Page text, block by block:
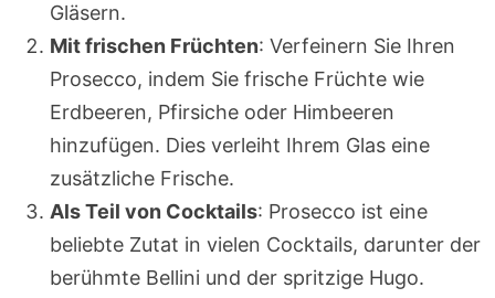
Gläsern.
Mit frischen Früchten: Verfeinern Sie Ihren
Prosecco, indem Sie frische Früchte wie
Erdbeeren, Pfirsiche oder Himbeeren
hinzufügen. Dies verleiht Ihrem Glas eine
zusätzliche Frische.
Als Teil von Cocktails: Prosecco ist eine
beliebte Zutat in vielen Cocktails, darunter der
berühmte Bellini und der spritzige Hugo.